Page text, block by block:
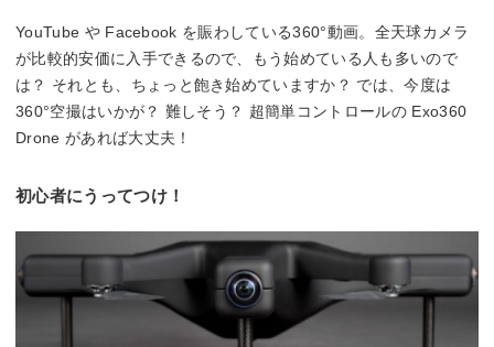
YouTube や Facebook を賑わしている360°動画。全天球カメラ
が比較的安価に入手できるので、もう始めている人も多いので
は？ それとも、ちょっと飽き始めていますか？ では、今度は
360°空撮はいかが？ 難しそう？ 超簡単コントロールの Exo360
Drone があれば大丈夫！
初心者にうってつけ！